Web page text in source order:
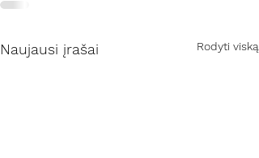
Naujausi įrašai Rodyti viską